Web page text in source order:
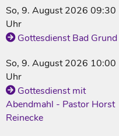
So, 9. August 2026 09:30
Uhr
Gottesdienst Bad Grund
So, 9. August 2026 10:00
Uhr
Gottesdienst mit
Abendmahl - Pastor Horst
Reinecke